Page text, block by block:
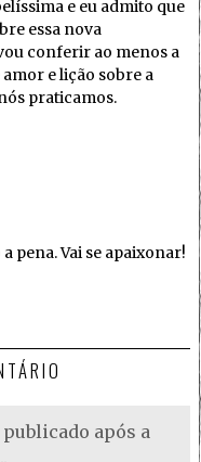
e eu admito que
essa nova
conferir ao menos a
e lição sobre a
praticamos.
pena. Vai se apaixonar!